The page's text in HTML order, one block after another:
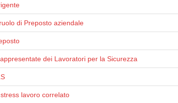
di Preposto aziendale
dei Lavoratori per la Sicurezza
lavoro correlato